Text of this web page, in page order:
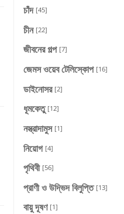
চাঁদ [45]
চীন [22]
জীবনের গল্প [7]
জেমস ওয়েব টেলিস্কোপ [16]
ডাইনোসর [2]
ধূমকেতু [12]
নস্ত্রাদামুস [1]
নিয়োগ [4]
পৃথিবী [56]
প্রাণী ও উদ্ভিদ বিলুপ্তি [13]
বায়ু দূষণ [1]